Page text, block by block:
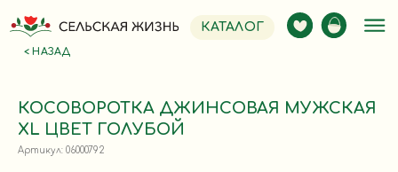
КАТАЛОГ
< НАЗАД
КОСОВОРОТКА ДЖИНСОВАЯ МУЖСКАЯ
XL ЦВЕТ ГОЛУБОЙ
Артикул: 06000792